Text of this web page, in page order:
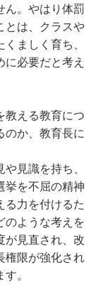
ん。やはり体罰
とは、クラスや
ましく育ち、
必要だと考え
教える教育につ
のか、教育長に
見識を持ち、
挙を不屈の精神
る力を付けるた
のような考えを
が見直され、改
権限が強化され
。